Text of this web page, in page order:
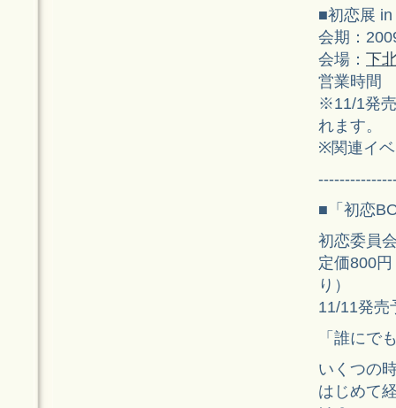
■初恋展
会期：
会場： 下
営業時
※11/1発
れます。
※関連イ
■「初恋
初恋委員
定価800
り）
11/11発売
「誰にで
いくつの
はじめて